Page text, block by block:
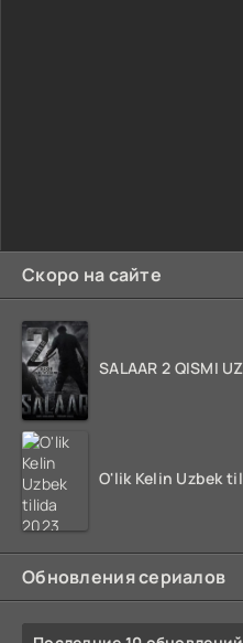
Скоро на сайте
Обновления сериалов